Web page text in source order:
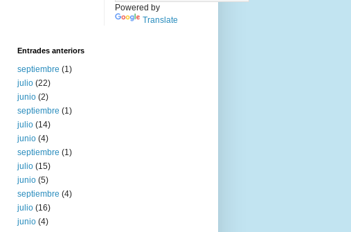
Powered by
Translate
Entrades anteriors
septiembre (1)
julio (22)
junio (2)
septiembre (1)
julio (14)
junio (4)
septiembre (1)
julio (15)
junio (5)
septiembre (4)
julio (16)
junio (4)